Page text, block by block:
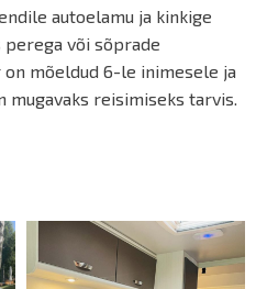
autoelamu ja kinkige
perega või sõprade
mõeldud 6-le inimesele ja
mugavaks reisimiseks tarvis.